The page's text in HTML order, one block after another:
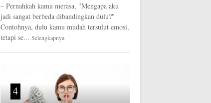
– Pernahkah kamu merasa, "Mengapa aku
jadi sangat berbeda dibandingkan dulu?"
Contohnya, dulu kamu mudah tersulut emosi,
tetapi se... Selengkapnya
4